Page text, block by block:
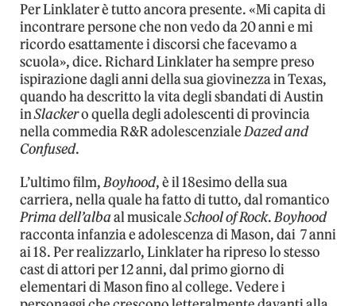
Per Linklater è tutto ancora presente. «Mi capita di
incontrare persone che non vedo da 20 anni e mi
ricordo esattamente i discorsi che facevamo a
scuola», dice. Richard Linklater ha sempre preso
ispirazione dagli anni della sua giovinezza in Texas,
quando ha descritto la vita degli sbandati di Austin
inSlackero quella degli adolescenti di provincia
nella commedia R&R adolescenzialeDazed and
Confused.
L’ultimo film,Boyhood, è il 18esimo della sua
carriera, nella quale ha fatto di tutto, dal romantico
Prima dell’albaal musicaleSchool of Rock.Boyhood
racconta infanzia e adolescenza di Mason, dai 7 anni
ai 18. Per realizzarlo, Linklater ha ripreso lo stesso
cast di attori per 12 anni, dal primo giorno di
elementari di Mason fino al college. Vedere i